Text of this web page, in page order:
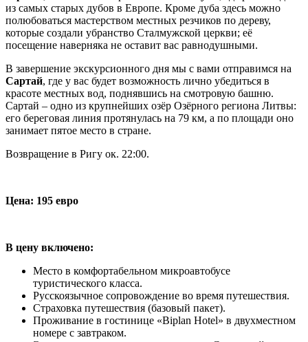
из самых старых дубов в Европе. Кроме дуба здесь можно
полюбоваться мастерством местных резчиков по дереву,
которые создали убранство Сталмужской церкви; её
посещение наверняка не оставит вас равнодушными.
В завершение экскурсионного дня мы с вами отправимся на
Сартай, где у вас будет возможность лично убедиться в
красоте местных вод, поднявшись на смотровую башню.
Сартай – одно из крупнейших озёр Озёрного региона Литвы:
его береговая линия протянулась на 79 км, а по площади оно
занимает пятое место в стране.
Возвращение в Ригу ок. 22:00.
Цена: 195 евро
В цену включено:
Место в комфортабельном микроавтобусе
туристического класса.
Русскоязычное сопровождение во время путешествия.
Страховка путешествия (базовый пакет).
Проживание в гостинице «Biplan Hotel» в двухместном
номере с завтраком.